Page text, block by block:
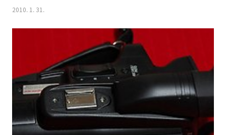
꾀 우수한 성적을 거두고 있는 소니의 걸작중의 하나입니다. 파나소닉
크기는 사진으로 보다싶이 꾀 차이가 있습니다. 소니 HDR-CX500 은 핸
디캠이라는 타이틀에 걸맞게 한손에 쏙들어올정도로 크기가 작습니다.
하지만 기본적으로 32GB 의 메모리를 내장하고 있고 AVCHD 영상을 촬
영 가능해 1920 x 1080 의 60프레임 영상을 찍을 수 있습니다. 비교되는
파나소닉 AG-HMC40 은 크..
2010. 1. 31.